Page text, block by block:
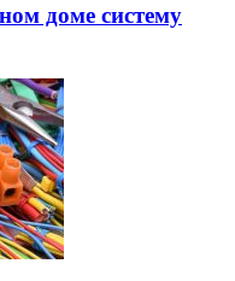
доме систему